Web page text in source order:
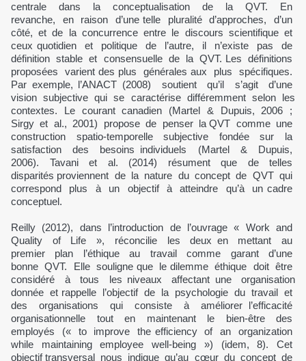
centrale dans la conceptualisation de la QVT. En
revanche, en raison d’une telle pluralité d’approches, d’un
côté, et de la concurrence entre le discours scientifique et
ceux quotidien et politique de l’autre, il n’existe pas de
définition stable et consensuelle de la QVT. Les définitions
proposées varient des plus générales aux plus spécifiques.
Par exemple, l’ANACT (2008) soutient qu’il s’agit d’une
vision subjective qui se caractérise différemment selon les
contextes. Le courant canadien (Martel & Dupuis, 2006 ;
Sirgy et al., 2001) propose de penser la QVT comme une
construction spatio-temporelle subjective fondée sur la
satisfaction des besoins individuels (Martel & Dupuis,
2006). Tavani et al. (2014) résument que de telles
disparités proviennent de la nature du concept de QVT qui
correspond plus à un objectif à atteindre qu’à un cadre
conceptuel.
Reilly (2012), dans l’introduction de l’ouvrage « Work and
Quality of Life », réconcilie les deux en mettant au
premier plan l’éthique au travail comme garant d’une
bonne QVT. Elle souligne que le dilemme éthique doit être
considéré à tous les niveaux affectant une organisation
donnée et rappelle l’objectif de la psychologie du travail et
des organisations qui consiste à améliorer l’efficacité
organisationnelle tout en maintenant le bien-être des
employés (« to improve the efficiency of an organization
while maintaining employee well-being ») (idem, 8). Cet
objectif transversal nous indique qu’au cœur du concept de